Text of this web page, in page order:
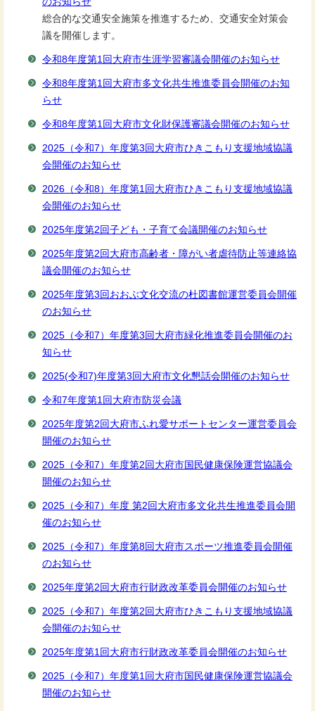
総合的な交通安全施策を推進するため、交通安全対策会
議を開催します。
令和8年度第1回大府市生涯学習審議会開催のお知らせ
令和8年度第1回大府市多文化共生推進委員会開催のお知
らせ
令和8年度第1回大府市文化財保護審議会開催のお知らせ
2025（令和7）年度第3回大府市ひきこもり支援地域協議
会開催のお知らせ
2026（令和8）年度第1回大府市ひきこもり支援地域協議
会開催のお知らせ
2025年度第2回子ども・子育て会議開催のお知らせ
2025年度第2回大府市高齢者・障がい者虐待防止等連絡協
議会開催のお知らせ
2025年度第3回おおぶ文化交流の杜図書館運営委員会開催
のお知らせ
2025（令和7）年度第3回大府市緑化推進委員会開催のお
知らせ
2025(令和7)年度第3回大府市文化懇話会開催のお知らせ
令和7年度第1回大府市防災会議
2025年度第2回大府市ふれ愛サポートセンター運営委員会
開催のお知らせ
2025（令和7）年度第2回大府市国民健康保険運営協議会
開催のお知らせ
2025（令和7）年度 第2回大府市多文化共生推進委員会開
催のお知らせ
2025（令和7）年度第8回大府市スポーツ推進委員会開催
のお知らせ
2025年度第2回大府市行財政改革委員会開催のお知らせ
2025（令和7）年度第2回大府市ひきこもり支援地域協議
会開催のお知らせ
2025年度第1回大府市行財政改革委員会開催のお知らせ
2025（令和7）年度第1回大府市国民健康保険運営協議会
開催のお知らせ